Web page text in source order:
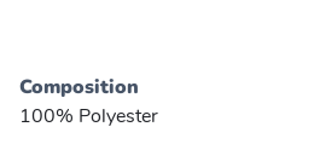
Composition
100% Polyester